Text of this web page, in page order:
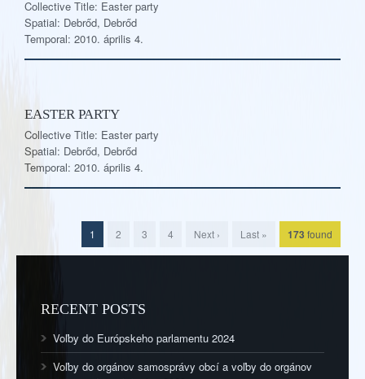
Collective Title: Easter party
Spatial: Debrőd, Debrőd
Temporal: 2010. április 4.
EASTER PARTY
Collective Title: Easter party
Spatial: Debrőd, Debrőd
Temporal: 2010. április 4.
173 found
1 2 3 4 Next › Last »
RECENT POSTS
Voľby do Európskeho parlamentu 2024
Voľby do orgánov samosprávy obcí a voľby do orgánov